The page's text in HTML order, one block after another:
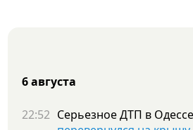
6 августа
22:52 Серьезное ДТП в